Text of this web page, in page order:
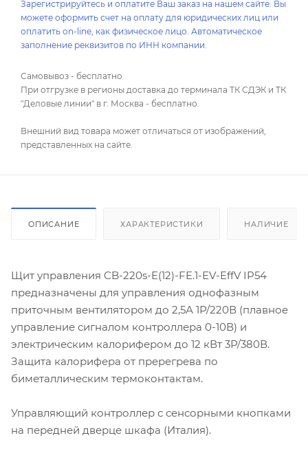
Зарегистрируйтесь и оплатите Ваш заказ на нашем сайте. Вы
можете оформить счет на оплату для юридических лиц или
оплатить on-line, как физическое лицо. Автоматическое
заполнение реквизитов по ИНН компании.
Самовывоз - бесплатно
При отгрузке в регионы доставка до терминала ТК СДЭК и ТК
"Деловые линии" в г. Москва - бесплатно.
Внешний вид товара может отличаться от изображений,
представленных на сайте.
ОПИСАНИЕ ХАРАКТЕРИСТИКИ НАЛИЧИЕ
Щит управления CB-220s-E(12)-FE.1-EV-EffV IP54
предназначены для управления однофазным
приточным вентилятором до 2,5А 1Р/220В (плавное
управление сигналом контроллера 0-10В) и
электрическим калорифером до 12 кВт 3Р/380В.
Защита калорифера от пререгрева по
биметаллическим термоконтактам.
Управляющий контроллер с сенсорными кнопками
на передней дверце шкафа (Италия).